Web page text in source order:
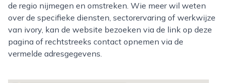
de regio nijmegen en omstreken. Wie meer wil weten
over de specifieke diensten, sectorervaring of werkwijze
van ivory, kan de website bezoeken via de link op deze
pagina of rechtstreeks contact opnemen via de
vermelde adresgegevens.